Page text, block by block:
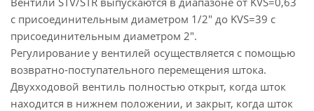
могут работать в режиме трехпозиционного или
пропорционального (сигнал 0(2)–10 В)
регулирования.
с присоединительным диаметром 1/2" до KVS=39 с
присоединительным диаметром 2".
Регулирование у вентилей осуществляется с помощью
возвратно-поступательного перемещения штока.
Двухходовой вентиль полностью открыт, когда шток
находится в нижнем положении, и закрыт, когда шток